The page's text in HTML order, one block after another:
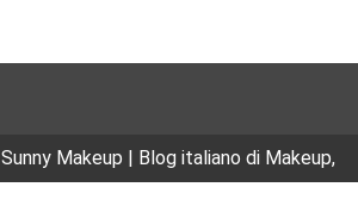
Sunny Makeup | Blog italiano di Makeup,